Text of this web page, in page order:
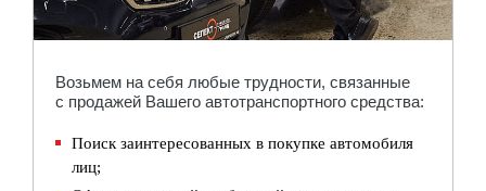
Возьмем на себя любые трудности, связанные
с продажей Вашего автотранспортного средства:
Поиск заинтересованных в покупке автомобиля
лиц;